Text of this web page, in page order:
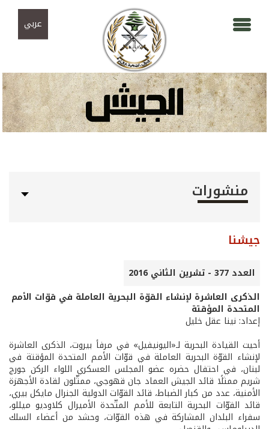
عربي
منشورات
جيشنا
العدد 377 - تشرين الثاني 2016
الذكرى العاشرة لإنشاء القوّة البحرية العاملة في قوّات الأمم
المتحدة المؤقتة
إعداد: نينا عقل خليل
أحيت القيادة البحرية لـ«اليونيفيل» في مرفأ بيروت، الذكرى العاشرة
لإنشاء القوّة البحرية العاملة في قوّات الأمم المتحدة المؤقتة في
لبنان، في احتفال حضره عضو المجلس العسكري اللواء الركن جورج
شريم ممثلًا قائد الجيش العماد جان قهوجي، ممثّلون لقادة الأجهزة
الأمنية، عدد من كبار الضباط، قائد القوّات الدولية الجنرال مايكل بيري،
قائد القوّات البحرية التابعة للأمم المتّحدة الأميرال كلاوديو ميللو،
سفراء البلدان المشاركة في هذه القوّات، وحشد من أعضاء السلك